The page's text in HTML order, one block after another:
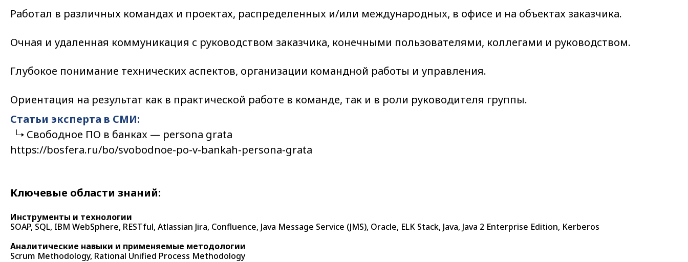
Работал в различных командах и проектах, распределенных и/или международных, в офисе и на объектах заказчика.
Очная и удаленная коммуникация с руководством заказчика, конечными пользователями, коллегами и руководством.
Глубокое понимание технических аспектов, организации командной работы и управления.
Ориентация на результат как в практической работе в команде, так и в роли руководителя группы.
Статьи эксперта в СМИ:
Свободное ПО в банках — persona grata
https://bosfera.ru/bo/svobodnoe-po-v-bankah-persona-grata
Ключевые области знаний:
Инструменты и технологии
SOAP, SQL, IBM WebSphere, RESTful, Atlassian Jira, Confluence, Java Message Service (JMS), Oracle, ELK Stack, Java, Java 2 Enterprise Edition, Kerberos
Аналитические навыки и применяемые методологии
Scrum Methodology, Rational Unified Process Methodology